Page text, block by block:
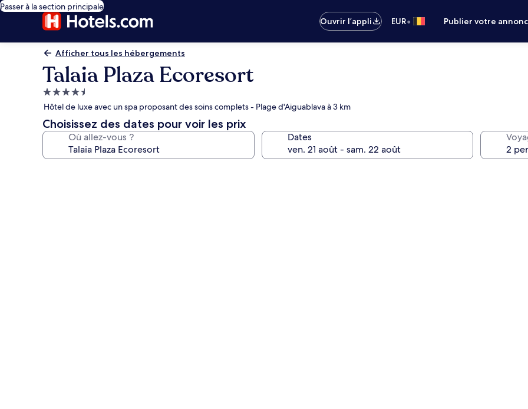
Passer à la section principale
Ouvrir l’appli
EUR• Publier votre
Afficher tous les hébergements
Talaia Plaza Ecoresort
Hébergement
4.5 étoiles
Hôtel de luxe avec un spa proposant des soins complets - Plage d'Aiguablava à 3 km
Choisissez des dates pour voir les prix
Où allez-vous ? Dates